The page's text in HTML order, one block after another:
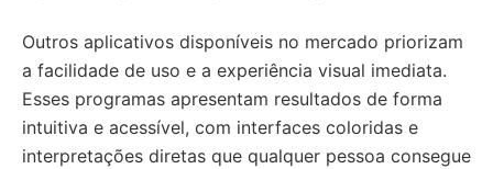
Outros aplicativos disponíveis no mercado priorizam
a facilidade de uso e a experiência visual imediata.
Esses programas apresentam resultados de forma
intuitiva e acessível, com interfaces coloridas e
interpretações diretas que qualquer pessoa consegue